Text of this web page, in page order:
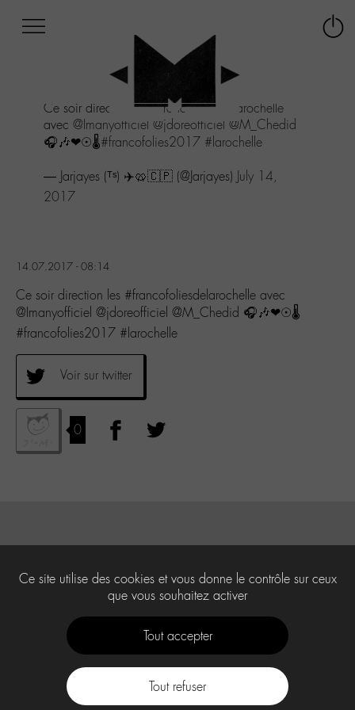
au
menu
Aller
contenu
Aller
Ce soir direction les#francofoliesdelarochelle
avec @Imanyofficiel @jdoreofficiel @M_Chedid
🎧🎶❤☉🌡#francofolies2017 #larochelle
— Jarjayes (ᵀˢ) ✈️🥨🇨🇵 (@Jarjayes) July 14,
2017
14.07.2017 - 08:14
Ce soir direction les #francofoliesdelarochelle avec
@Imanyofficiel @jdoreofficiel @M_Chedid 🎧🎶❤☉🌡
#francofolies2017 #larochelle
Voir sur twitter
0
Ce site utilise des cookies et vous donne le contrôle sur ceux
que vous souhaitez activer
Tout accepter
Tout refuser